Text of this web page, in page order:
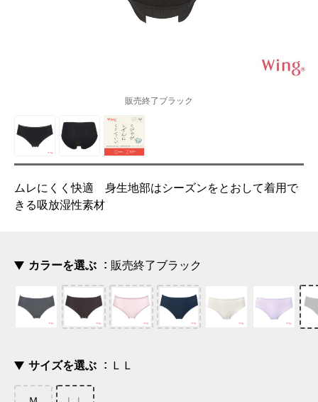
販売終了ブラック
ムレにくく快適 身生地部はシーズンをとおして着用で
きる吸放湿性素材
カラーを選ぶ 販売終了ブラック
サイズを選ぶ ＬＬ